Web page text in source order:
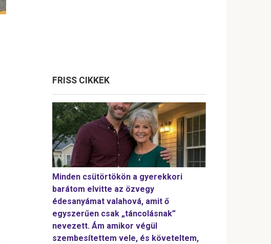
FRISS CIKKEK
Minden csütörtökön a gyerekkori
barátom elvitte az özvegy
édesanyámat valahová, amit ő
egyszerűen csak „táncolásnak”
nevezett. Ám amikor végül
szembesítettem vele, és követeltem,